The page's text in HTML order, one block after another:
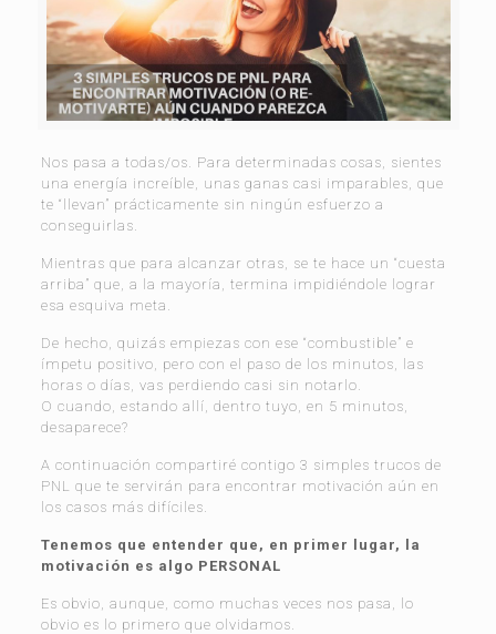
Nos pasa a todas/os. Para determinadas cosas, sientes
una energía increíble, unas ganas casi imparables, que
te “llevan” prácticamente sin ningún esfuerzo a
conseguirlas.
Mientras que para alcanzar otras, se te hace un “cuesta
arriba” que, a la mayoría, termina impidiéndole lograr
esa esquiva meta.
De hecho, quizás empiezas con ese “combustible” e
ímpetu positivo, pero con el paso de los minutos, las
horas o días, vas perdiendo casi sin notarlo.
O cuando, estando allí, dentro tuyo, en 5 minutos,
desaparece?
A continuación compartiré contigo 3 simples trucos de
PNL que te servirán para encontrar motivación aún en
los casos más difíciles.
Tenemos que entender que, en primer lugar, la
motivación es algo PERSONAL
Es obvio, a unque, como muchas veces nos pasa, lo
obvio es lo primero que olvidamos.